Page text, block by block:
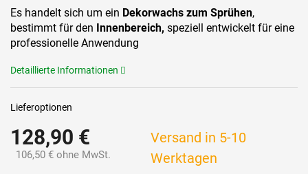
128,90 €
106,50 € ohne MwSt.
Versand in 5-10
Werktagen
Lieferoptionen
Es handelt sich um ein Dekorwachs zum Sprühen,
bestimmt für den Innenbereich, speziell entwickelt für eine
professionelle Anwendung
Detaillierte Informationen